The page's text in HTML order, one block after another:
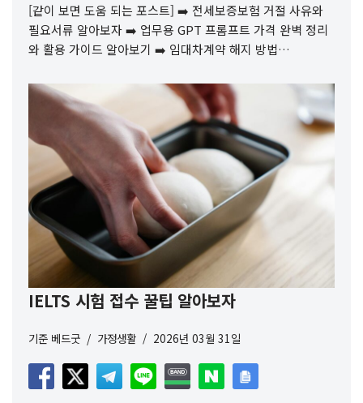
[같이 보면 도움 되는 포스트] ➡️ 전세보증보험 거절 사유와
필요서류 알아보자 ➡️ 업무용 GPT 프롬프트 가격 완벽 정리
와 활용 가이드 알아보기 ➡️ 임대차계약 해지 방법…
IELTS 시험 접수 꿀팁 알아보자
기준 베드굿 가정생활 2026년 03월 31일